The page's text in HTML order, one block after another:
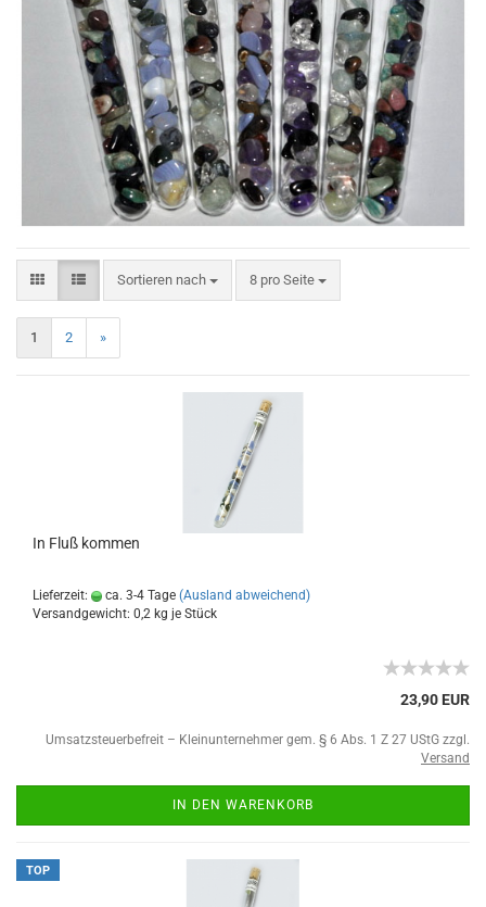
Sortieren nach 8 pro Seite
1 2 »
In Fluß kommen
Lieferzeit: ca. 3-4 Tage (Ausland abweichend)
Versandgewicht: 0,2 kg je Stück
23,90 EUR
Umsatzsteuerbefreit – Kleinunternehmer gem. § 6 Abs. 1 Z 27 UStG zzgl.
Versand
IN DEN WARENKORB
TOP